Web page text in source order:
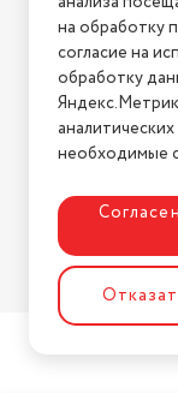
2026 ©
на обработку
согласие на
обработку
необходимые